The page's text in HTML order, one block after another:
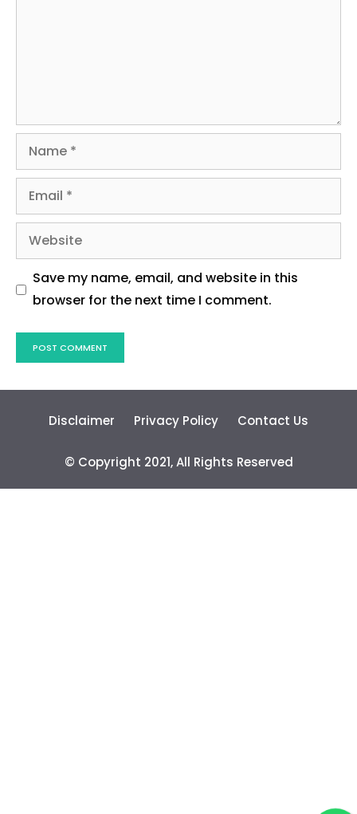
Name
Email
Website
Save my name, email, and website in this
browser for the next time I comment.
Disclaimer Privacy Policy Contact Us
© Copyright 2021, All Rights Reserved